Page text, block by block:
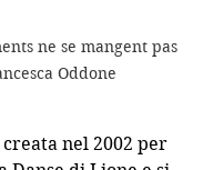
ne se mangent pas
Oddone
nel 2002 per